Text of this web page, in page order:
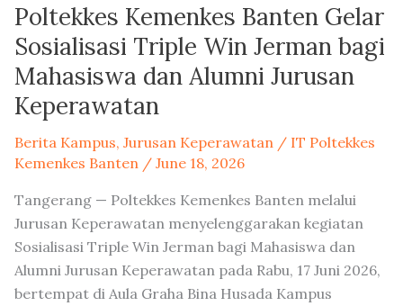
Poltekkes Kemenkes Banten Gelar
Sosialisasi Triple Win Jerman bagi
Mahasiswa dan Alumni Jurusan
Keperawatan
Berita Kampus, Jurusan Keperawatan / IT Poltekkes
Kemenkes Banten / June 18, 2026
Tangerang — Poltekkes Kemenkes Banten melalui
Jurusan Keperawatan menyelenggarakan kegiatan
Sosialisasi Triple Win Jerman bagi Mahasiswa dan
Alumni Jurusan Keperawatan pada Rabu, 17 Juni 2026,
bertempat di Aula Graha Bina Husada Kampus
dan
Alumni
Jurusan
Keperawatan